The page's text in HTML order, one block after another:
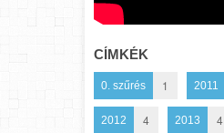
CÍMKÉK
0. szűrés 1 2011
2012 4 2013 4